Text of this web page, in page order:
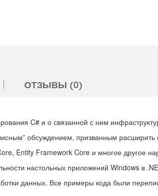
ОТЗЫВЫ (0)
C# и о связанной с ним
обсуждением, призванным расширить
Entity Framework Core и многое другое
настольных приложений Windows в
данных. Все примеры кода были